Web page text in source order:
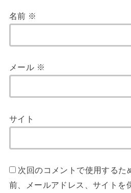
名前 ※
メール ※
サイト
次回のコメントで使用するた
前、メールアドレス、サイトを